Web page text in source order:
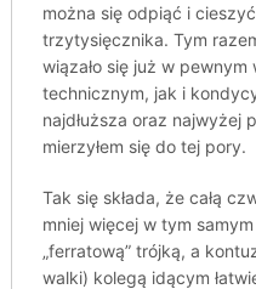
można się odpiąć i
trzytysięcznika. Tym
wiązało się już w
technicznym, jak i
najdłuższa oraz najwyżej
mierzyłem się do tej pory.
Tak się składa, że całą
mniej więcej w tym
„ferratową” trójką, a
walki) kolegą idącym